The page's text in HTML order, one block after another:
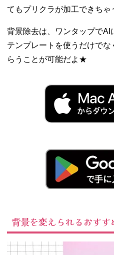
てもプリクラが加工できちゃ
背景除去は、ワンタップで
テンプレートを使うだけで
らうことが可能だよ★
背景を変えられるおす